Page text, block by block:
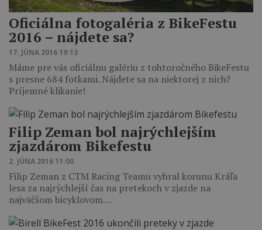
Oficiálna fotogaléria z BikeFestu
2016 – nájdete sa?
17. JÚNA 2016 19:13
Máme pre vás oficiálnu galériu z tohtoročného BikeFestu
s presne 684 fotkami. Nájdete sa na niektorej z nich?
Príjemné klikanie!
Filip Zeman bol najrýchlejším
zjazdárom Bikefestu
2. JÚNA 2016 11:00
Filip Zeman z CTM Racing Teamu vyhral korunu Kráľa
lesa za najrýchlejší čas na pretekoch v zjazde na
najväčšom bicyklovom…